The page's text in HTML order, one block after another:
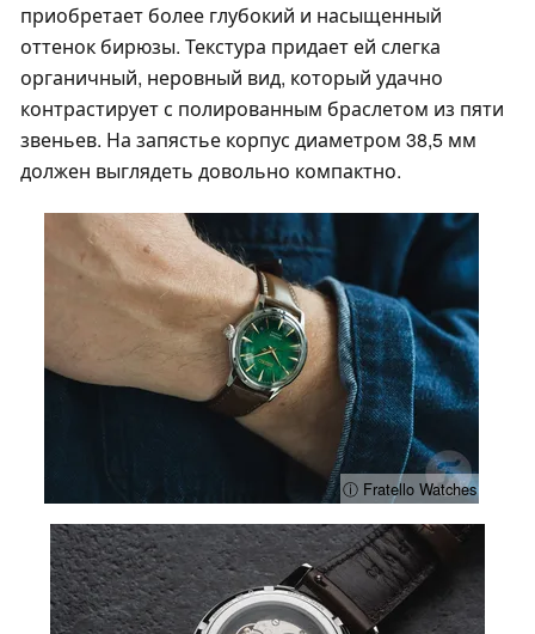
приобретает более глубокий и насыщенный
оттенок бирюзы. Текстура придает ей слегка
органичный, неровный вид, который удачно
контрастирует с полированным браслетом из пяти
звеньев. На запястье корпус диаметром 38,5 мм
должен выглядеть довольно компактно.
ⓘ Fratello Watches